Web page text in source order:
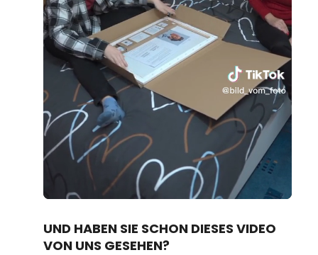
Unmute Loaded
80.67%
UND HABEN SIE SCHON DIESES VIDEO
VON UNS GESEHEN?